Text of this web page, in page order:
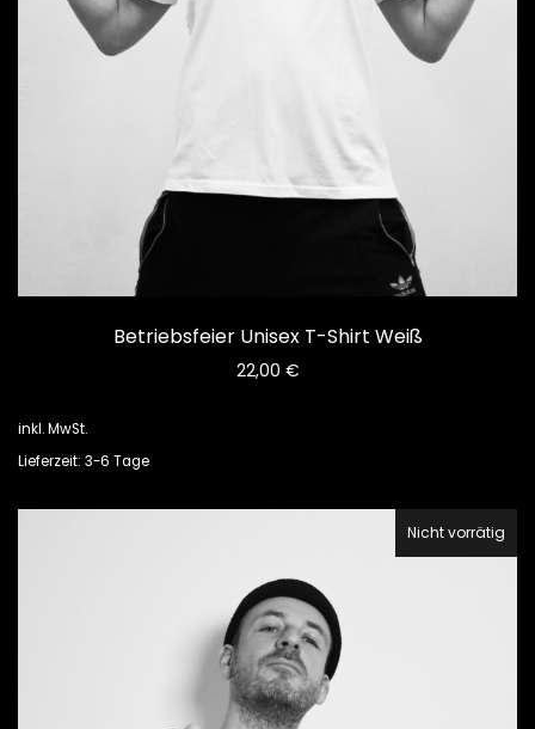
Betriebsfeier Unisex T-Shirt Weiß
22,00 €
inkl. MwSt.
Lieferzeit: 3-6 Tage
Nicht vorrätig